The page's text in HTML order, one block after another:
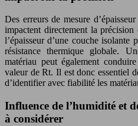
Des erreurs de mesure
impactent directement la
l’épaisseur d’une couche
résistance thermique globale.
matériau peut également
valeur de Rt. Il est donc essentiel
d’identifier avec fiabilité les
Influence de l’humidité et
à considérer